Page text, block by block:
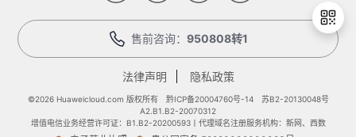
售前咨询： 950808转1
法律声明 隐私政策
©2026 Huaweicloud.com 版权所有 黔ICP备20004760号-14
苏B2-20130048号
A2.B1.B2-20070312
增值电信业务经营许可证：B1.B2-20200593丨代理域名注册服务机构：新网、西数